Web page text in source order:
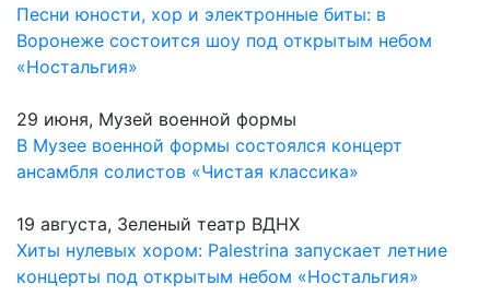
Песни юности, хор и электронные биты: в
Воронеже состоится шоу под открытым небом
«Ностальгия»
29 июня, Музей военной формы
В Музее военной формы состоялся концерт
ансамбля солистов «Чистая классика»
19 августа, Зеленый театр ВДНХ
Хиты нулевых хором: Palestrina запускает летние
концерты под открытым небом «Ностальгия»